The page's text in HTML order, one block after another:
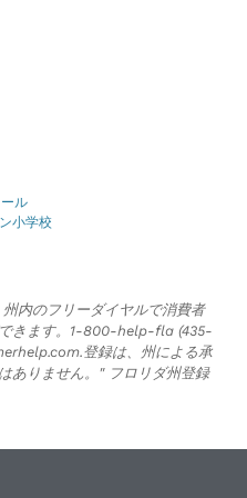
ル
小学校
内のフリーダイヤルで消費者
きます。1-800-help-fla (435-
登録は、州による承
ありません。" フロリダ州登録